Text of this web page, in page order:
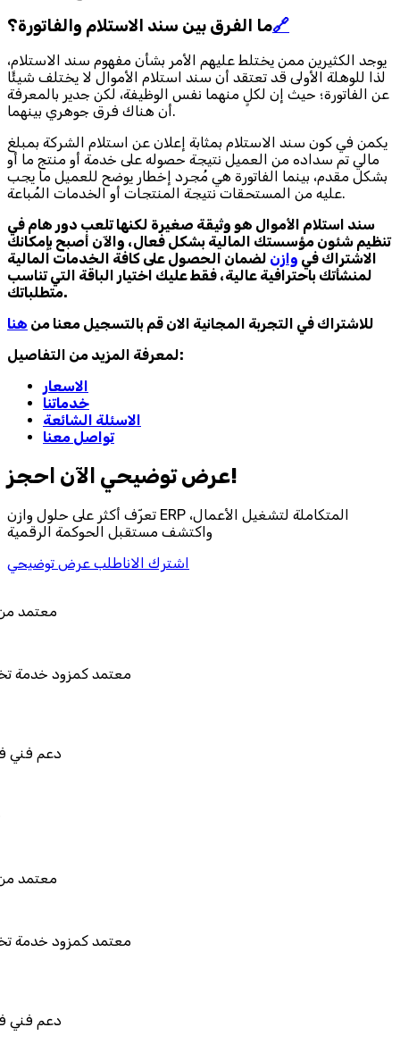
ما الفرق بين سند الاستلام والفاتورة؟🔗
يوجد الكثيرين ممن يختلط عليهم الأمر بشأن مفهوم سند الاستلام،
لذا للوهلة الأولى قد تعتقد أن سند استلام الأموال لا يختلف شيئًا
عن الفاتورة؛ حيث إن لكلٍ منهما نفس الوظيفة، لكن جدير بالمعرفة
أن هناك فرق جوهري بينهما.
يكمن في كون سند الاستلام بمثابة إعلان عن استلام الشركة بمبلغ
مالي تم سداده من العميل نتيجة حصوله على خدمة أو منتج ما أو
بشكل مقدم، بينما الفاتورة هي مُجرد إخطار يوضح للعميل ما يجب
عليه من المستحقات نتيجة المنتجات أو الخدمات المُباعة.
سند استلام الأموال هو وثيقة صغيرة لكنها تلعب دور هام في
تنظيم شئون مؤسستك المالية بشكل فعال، والآن أصبح بإمكانك
الاشتراك في وازن لضمان الحصول على كافة الخدمات المالية
لمنشأتك باحترافية عالية، فقط عليك اختيار الباقة التي تناسب
متطلباتك.
للاشتراك في التجربة المجانية الان قم بالتسجيل معنا من هنا
لمعرفة المزيد من التفاصيل:
الاسعار
خدماتنا
الاسئلة الشائعة
تواصل معنا
احجز‎ عرض توضيحي الآن!
تعرّف أكثر على حلول وازن ERP المتكاملة لتشغيل الأعمال،
واكتشف مستقبل الحوكمة الرقمية
اشترك الاناطلب عرض توضيحي
معتمد من هيئة الزكاة
معتمد كمزود خدمة تخطيط موارد
دعم فني في استيراد بيانات
معتمد من هيئة الزكاة
معتمد كمزود خدمة تخطيط موارد
دعم فني في استيراد بيانات